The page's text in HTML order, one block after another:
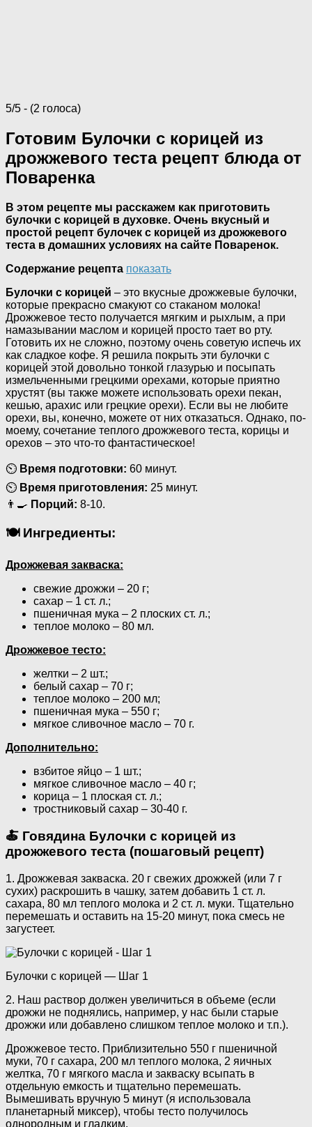
5/5 - (2 голоса)
Готовим Булочки с корицей из
дрожжевого теста рецепт блюда от
Поваренка
В этом рецепте мы расскажем как приготовить
булочки с корицей в духовке. Очень вкусный и
простой рецепт булочек с корицей из дрожжевого
теста в домашних условиях на сайте Поваренок.
Содержание рецепта показать
Булочки с корицей – это вкусные дрожжевые булочки,
которые прекрасно смакуют со стаканом молока!
Дрожжевое тесто получается мягким и рыхлым, а при
намазывании маслом и корицей просто тает во рту.
Готовить их не сложно, поэтому очень советую испечь их
как сладкое кофе. Я решила покрыть эти булочки с
корицей этой довольно тонкой глазурью и посыпать
измельченными грецкими орехами, которые приятно
хрустят (вы также можете использовать орехи пекан,
кешью, арахис или грецкие орехи). Если вы не любите
орехи, вы, конечно, можете от них отказаться. Однако, по-
моему, сочетание теплого дрожжевого теста, корицы и
орехов – это что-то фантастическое!
⏲ Время подготовки: 60 минут.
⏲ Время приготовления: 25 минут.
👨‍🍳 Порций: 8-10.
🍽 Ингредиенты:
Дрожжевая закваска:
свежие дрожжи – 20 г;
сахар – 1 ст. л.;
пшеничная мука – 2 плоских ст. л.;
теплое молоко – 80 мл.
Дрожжевое тесто:
желтки – 2 шт.;
белый сахар – 70 г;
теплое молоко – 200 мл;
пшеничная мука – 550 г;
мягкое сливочное масло – 70 г.
Дополнительно:
взбитое яйцо – 1 шт.;
мягкое сливочное масло – 40 г;
корица – 1 плоская ст. л.;
тростниковый сахар – 30-40 г.
🍝 Говядина Булочки с корицей из
дрожжевого теста (пошаговый рецепт)
1. Дрожжевая закваска. 20 г свежих дрожжей (или 7 г
сухих) раскрошить в чашку, затем добавить 1 ст. л.
сахара, 80 мл теплого молока и 2 ст. л. муки. Тщательно
перемешать и оставить на 15-20 минут, пока смесь не
загустеет.
Булочки с корицей — Шаг 1
2. Наш раствор должен увеличиться в объеме (если
дрожжи не поднялись, например, у нас были старые
дрожжи или добавлено слишком теплое молоко и т.п.).
Дрожжевое тесто. Приблизительно 550 г пшеничной
муки, 70 г сахара, 200 мл теплого молока, 2 яичных
желтка, 70 г мягкого масла и закваску всыпать в
отдельную емкость и тщательно перемешать.
Вымешивать вручную 5 минут (я использовала
планетарный миксер), чтобы тесто получилось
однородным и гладким.